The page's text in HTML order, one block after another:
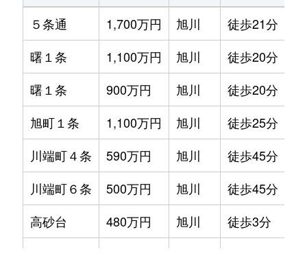
５条通
1,700万円 旭川 徒歩21分
曙１条
1,100万円 旭川 徒歩20分
曙１条
900万円 旭川 徒歩20分
旭町１条
1,100万円 旭川 徒歩25分
川端町４条
590万円 旭川 徒歩45分
川端町６条
500万円 旭川 徒歩45分
高砂台
480万円 旭川 徒歩3分